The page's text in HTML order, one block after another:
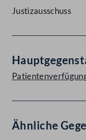
Justizausschuss
Ähnliche